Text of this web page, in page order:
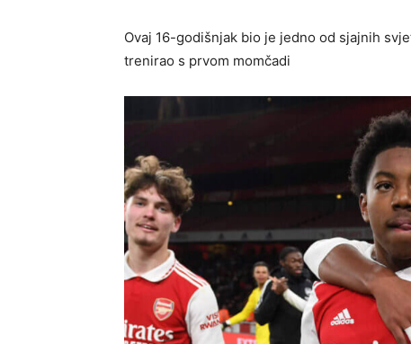
Ovaj 16-godišnjak bio je jedno od sjajnih
trenirao s prvom momčadi